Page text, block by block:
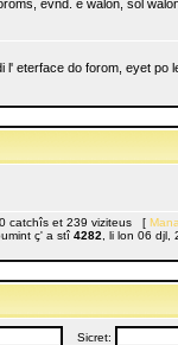
evnd. e walon, sol
l' eterface do forom, eyet
catchîs et 239 viziteus [
ç' a stî 4282 , li lon 06
Sicret: